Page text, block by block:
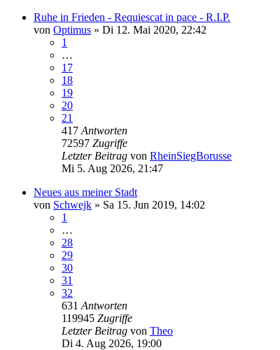
Ruhe in Frieden - Requiescat in pace - R.I.P.
von Optimus » Di 12. Mai 2020, 22:42
1
…
17
18
19
20
21
417 Antworten
72597 Zugriffe
Letzter Beitrag von RheinSiegBorusse
Mi 5. Aug 2026, 21:47
Neues aus meiner Stadt
von Schwejk » Sa 15. Jun 2019, 14:02
1
…
28
29
30
31
32
631 Antworten
119945 Zugriffe
Letzter Beitrag von Theo
Di 4. Aug 2026, 19:00